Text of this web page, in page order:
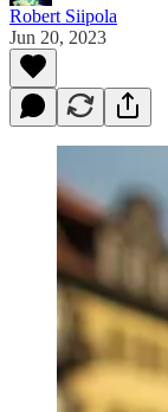
Robert Siipola
Jun 20, 2023